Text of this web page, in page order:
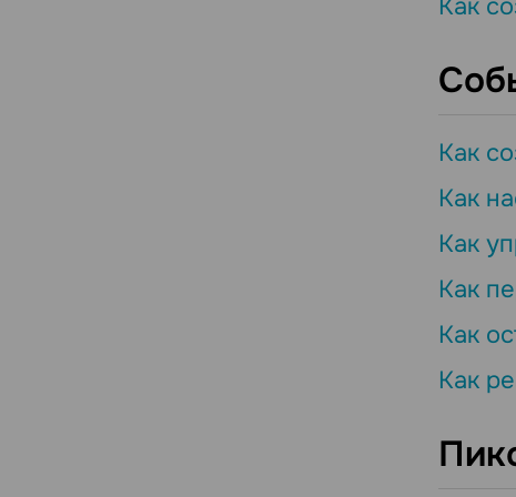
Как
Как
Как
Как
Как
Как
Как